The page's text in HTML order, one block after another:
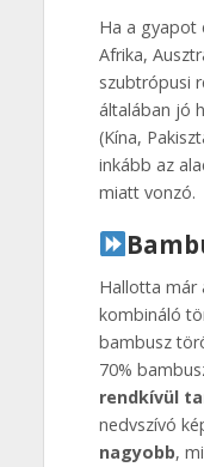
Ha a gyapot
Afrika,
szubtrópusi
általában jó
(Kína,
inkább az
miatt vonzó.
Hallotta már
kombináló
bambusz
70%
rendkívül
nedvszívó
nagyobb,